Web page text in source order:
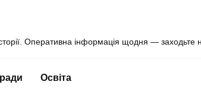
Оперативна інформація щодня —
Освіта